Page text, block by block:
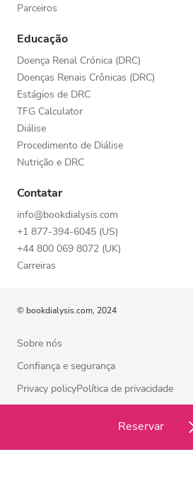
Reservar
Parceiros
Educação
Doença Renal Crónica (DRC)
Doenças Renais Crônicas (DRC)
Estágios de DRC
TFG Calculator
Diálise
Procedimento de Diálise
Nutrição e DRC
Contatar
info@bookdialysis.com
+1 877-394-6045 (US)
+44 800 069 8072 (UK)
Carreiras
© bookdialysis.com, 2024
Sobre nós
Confiança e segurança
Privacy policyPolítica de privacidade